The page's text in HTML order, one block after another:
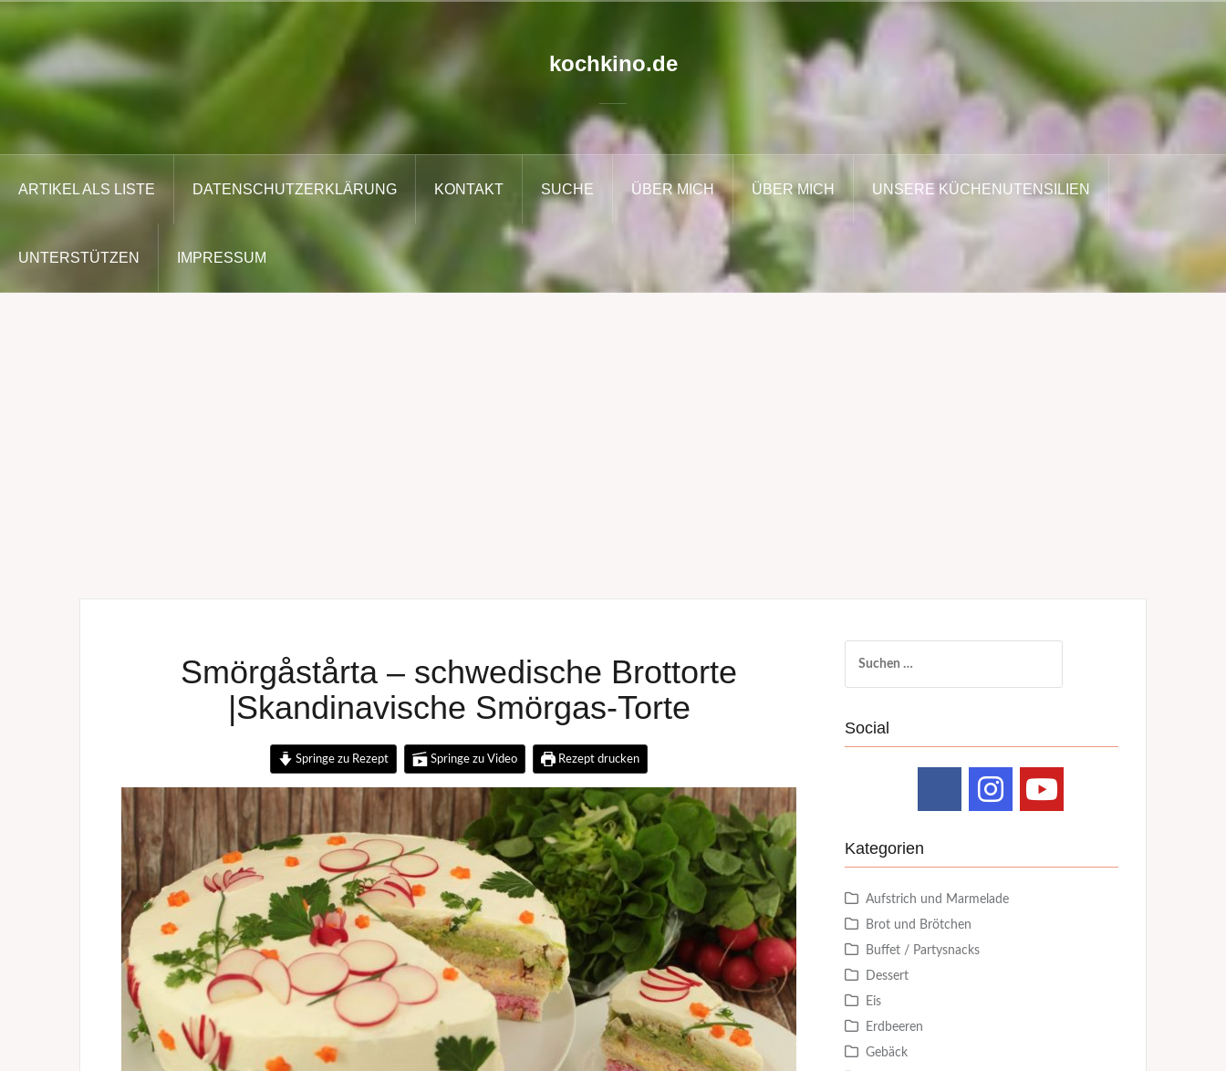
springen
kochkino.de
ARTIKEL ALS LISTE DATENSCHUTZERKLÄRUNG KONTAKT SUCHE ÜBER MICH ÜBER MICH UNSERE KÜCHENUTENSILIEN
UNTERSTÜTZEN IMPRESSUM
Smörgåstårta – schwedische Brottorte
|Skandinavische Smörgas-Torte
Springe zu Rezept Springe zu Video Rezept drucken
nach:
Social
Kategorien
Aufstrich und Marmelade
Brot und Brötchen
Buffet / Partysnacks
Dessert
Eis
Erdbeeren
Gebäck